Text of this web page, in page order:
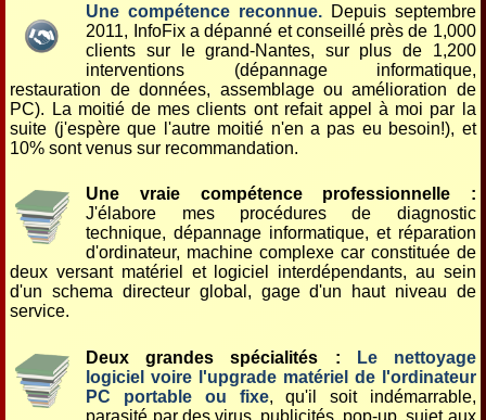
Une compétence reconnue. Depuis septembre
2011, InfoFix a dépanné et conseillé près de 1,000
clients sur le grand-Nantes, sur plus de 1,200
interventions (dépannage informatique,
restauration de données, assemblage ou amélioration de
PC). La moitié de mes clients ont refait appel à moi par la
suite (j'espère que l'autre moitié n'en a pas eu besoin!), et
10% sont venus sur recommandation.
Une vraie compétence professionnelle :
J'élabore mes procédures de diagnostic
technique, dépannage informatique, et réparation
d'ordinateur, machine complexe car constituée de
deux versant matériel et logiciel interdépendants, au sein
d'un schema directeur global, gage d'un haut niveau de
service.
Deux grandes spécialités :
Le nettoyage
logiciel voire l'upgrade matériel de l'ordinateur
PC portable ou fixe, qu'il soit indémarrable,
parasité par des virus, publicités, pop-up, sujet aux